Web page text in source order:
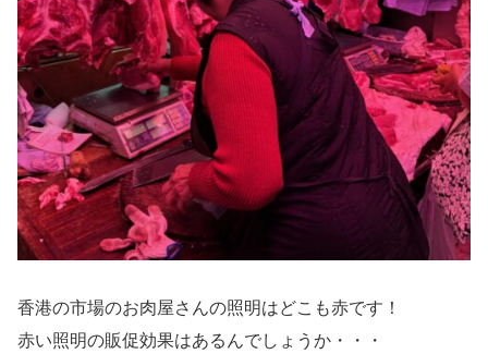
香港の市場のお肉屋さんの照明はどこも赤です！
赤い照明の販促効果はあるんでしょうか・・・